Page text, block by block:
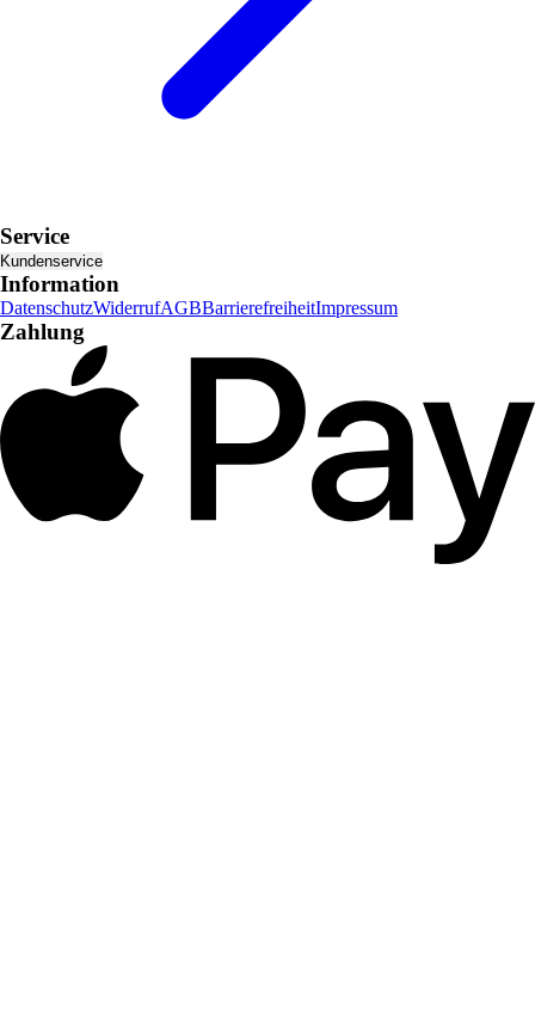
Service
Kundenservice
Information
DatenschutzWiderrufAGBBarrierefreiheitImpressum
Zahlung